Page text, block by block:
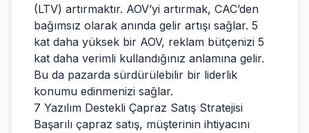
(LTV) artırmaktır. AOV’yi artırmak, CAC’den
bağımsız olarak anında gelir artışı sağlar. 5
kat daha yüksek bir AOV, reklam bütçenizi 5
kat daha verimli kullandığınız anlamına gelir.
Bu da pazarda sürdürülebilir bir liderlik
konumu edinmenizi sağlar.
7 Yazılım Destekli Çapraz Satış Stratejisi
Başarılı çapraz satış, müşterinin ihtiyacını